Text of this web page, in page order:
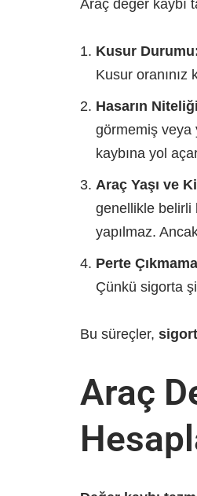
Araç değer kaybı
Kusur
Kusur
Hasarın
görmemiş veya
kaybına yol
Araç Yaşı ve
genellikle belirli
yapılmaz.
Perte
Çünkü sigorta
Bu süreçler,
Araç